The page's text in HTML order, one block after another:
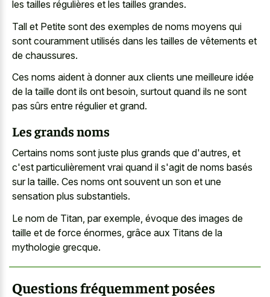
les tailles régulières et les tailles grandes.
Tall et Petite sont des exemples de noms moyens qui
sont couramment utilisés dans les tailles de vêtements et
de chaussures.
Ces noms aident à donner aux clients une meilleure idée
de la taille dont ils ont besoin, surtout quand ils ne sont
pas sûrs entre régulier et grand.
Les grands noms
Certains noms sont juste plus grands que d'autres, et
c'est particulièrement vrai quand il s'agit de noms basés
sur la taille. Ces noms ont souvent un son et une
sensation plus substantiels.
Le nom de Titan, par exemple, évoque des images de
taille et de force énormes, grâce aux Titans de la
mythologie grecque.
Questions fréquemment posées